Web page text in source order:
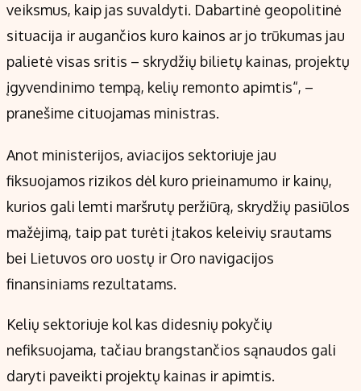
veiksmus, kaip jas suvaldyti. Dabartinė geopolitinė
situacija ir augančios kuro kainos ar jo trūkumas jau
palietė visas sritis – skrydžių bilietų kainas, projektų
įgyvendinimo tempą, kelių remonto apimtis“, –
pranešime cituojamas ministras.
Anot ministerijos, aviacijos sektoriuje jau
fiksuojamos rizikos dėl kuro prieinamumo ir kainų,
kurios gali lemti maršrutų peržiūrą, skrydžių pasiūlos
mažėjimą, taip pat turėti įtakos keleivių srautams
bei Lietuvos oro uostų ir Oro navigacijos
finansiniams rezultatams.
Kelių sektoriuje kol kas didesnių pokyčių
nefiksuojama, tačiau brangstančios sąnaudos gali
daryti paveikti projektų kainas ir apimtis.